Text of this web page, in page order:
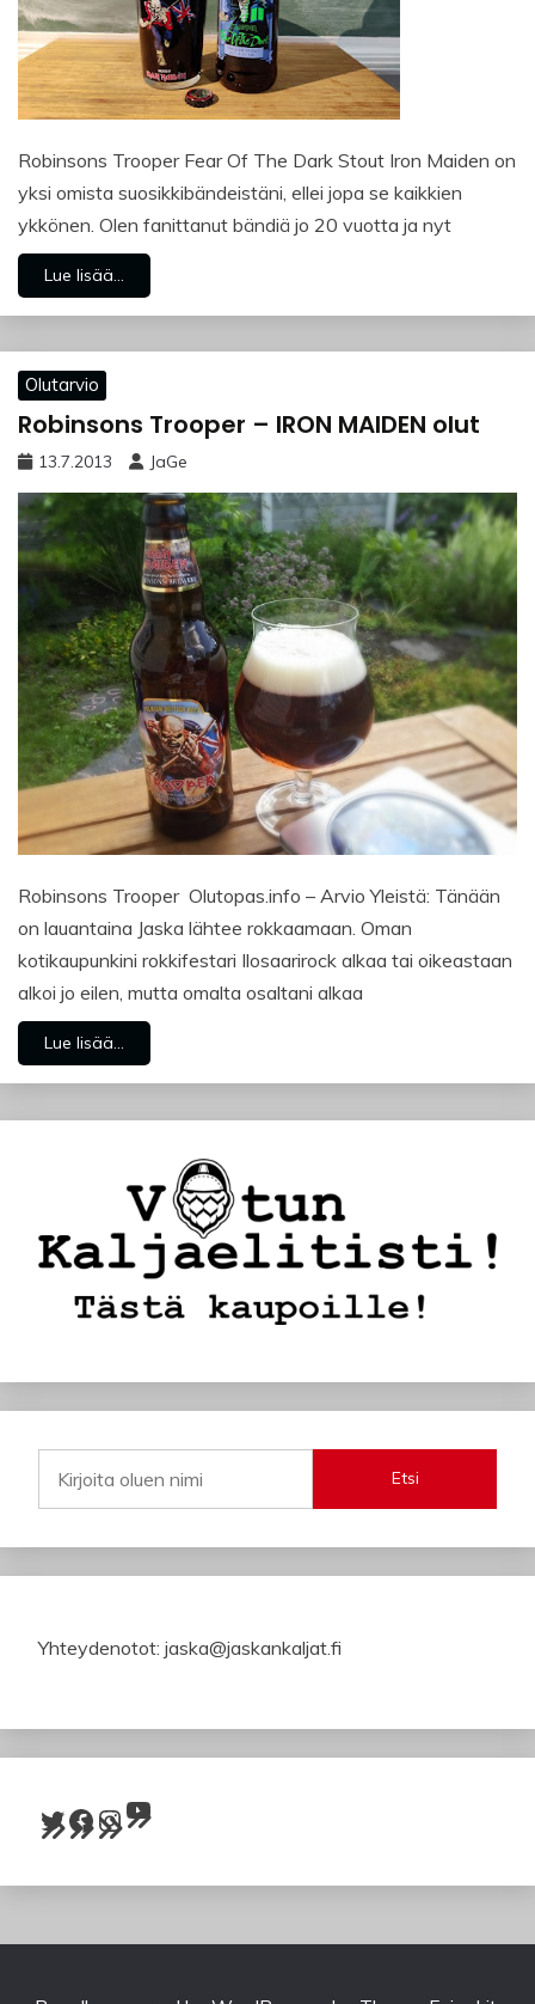
Robinsons Trooper Fear Of The Dark Stout Iron Maiden on
yksi omista suosikkibändeistäni, ellei jopa se kaikkien
ykkönen. Olen fanittanut bändiä jo 20 vuotta ja nyt
Lue lisää...
Olutarvio
Robinsons Trooper – IRON MAIDEN olut
13.7.2013 JaGe
Robinsons Trooper Olutopas.info – Arvio Yleistä: Tänään
on lauantaina Jaska lähtee rokkaamaan. Oman
kotikaupunkini rokkifestari Ilosaarirock alkaa tai oikeastaan
alkoi jo eilen, mutta omalta osaltani alkaa
Lue lisää...
Etsi
Yhteydenotot: jaska@jaskankaljat.fi
Twitter Facebook InstagramYouTube